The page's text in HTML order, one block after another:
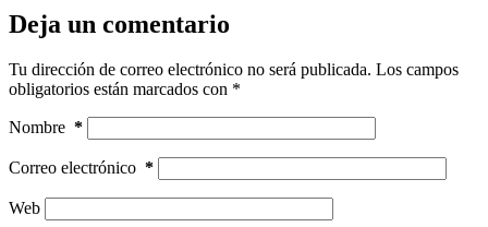
Deja un comentario
Tu dirección de correo electrónico no será publicada. Los campos
obligatorios están marcados con *
Nombre *
Correo electrónico *
Web